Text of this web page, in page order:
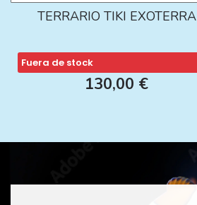
TERRARIO TIKI EXOTERRA
Fuera de stock
130,00 €